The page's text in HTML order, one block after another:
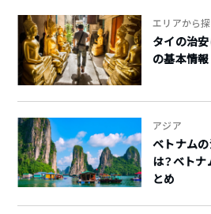
エリアから
タイの治
の基本情
アジア
ベトナムの
は？ベト
とめ